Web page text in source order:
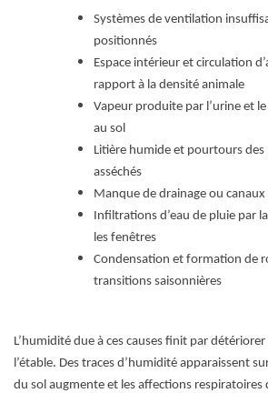
Systèmes de ventilation
positionnés
Espace intérieur et circulation
rapport à la densité animale
Vapeur produite par l’urine et
au sol
Litière humide et pourtours des
asséchés
Manque de drainage ou
Infiltrations d’eau de pluie par
les fenêtres
Condensation et formation de
transitions saisonnières
L’humidité due à ces causes finit par
l’étable. Des traces d’humidité apparaissent
du sol augmente et les affections